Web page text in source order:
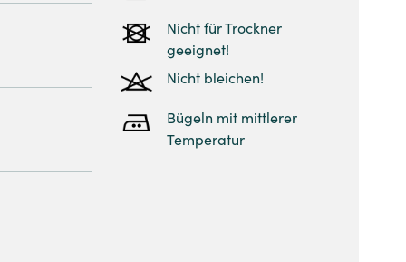
Nicht für Trockner
geeignet!
Nicht bleichen!
Bügeln mit mittlerer
Temperatur